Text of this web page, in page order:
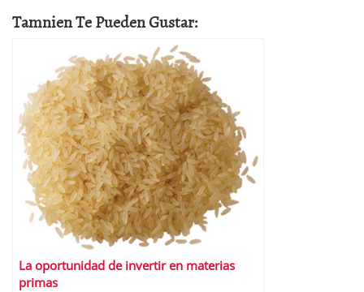
Tamnien Te Pueden Gustar:
La oportunidad de invertir en materias
primas